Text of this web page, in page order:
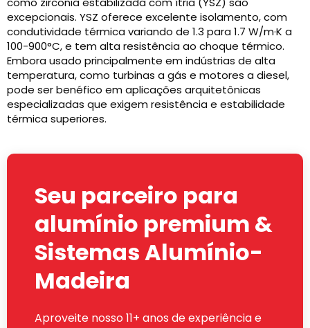
excepcionais. YSZ oferece excelente isolamento, com
condutividade térmica variando de 1.3 para 1.7 W/m·K a
100-900°C, e tem alta resistência ao choque térmico.
Embora usado principalmente em indústrias de alta
temperatura, como turbinas a gás e motores a diesel,
pode ser benéfico em aplicações arquitetônicas
especializadas que exigem resistência e estabilidade
térmica superiores.
Seu parceiro para
alumínio premium &
Sistemas Alumínio-
Madeira
Aproveite nosso 11+ anos de experiência e